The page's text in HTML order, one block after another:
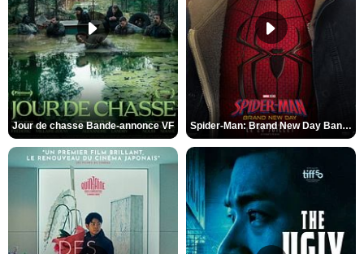
Jour de chasse Bande-annonce VF Spider-Man: Brand New Day Bande-annonce (3) VO STFR